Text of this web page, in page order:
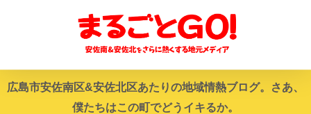
広島市安佐南区&安佐北区あたりの地域情熱ブログ。さあ、
僕たちはこの町でどうイキるか。